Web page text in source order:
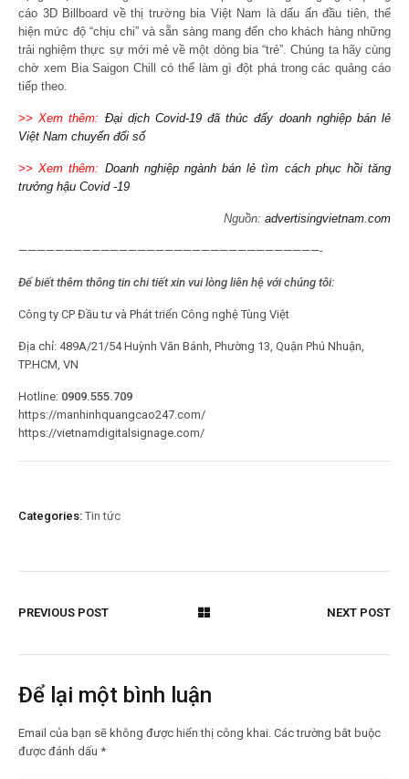
cáo 3D Billboard về thị trường bia Việt Nam là dấu ấn đầu tiên, thể
hiện mức độ “chịu chi” và sẵn sàng mang đến cho khách hàng những
trải nghiệm thực sự mới mẻ về một dòng bia “trẻ”. Chúng ta hãy cùng
chờ xem Bia Saigon Chill có thể làm gì đột phá trong các quảng cáo
tiếp theo.
>> Xem thêm: Đại dịch Covid-19 đã thúc đẩy doanh nghiệp bán lẻ
Việt Nam chuyển đổi số
>> Xem thêm: Doanh nghiệp ngành bán lẻ tìm cách phục hồi tăng
trưởng hậu Covid -19
Nguồn: advertisingvietnam.com
—————————————————————————————————-
Để biết thêm thông tin chi tiết xin vui lòng liên hệ với chúng tôi:
Công ty CP Đầu tư và Phát triển Công nghệ Tùng Việt
Địa chỉ: 489A/21/54 Huỳnh Văn Bánh, Phường 13, Quận Phú Nhuận,
TP.HCM, VN
Hotline: 0909.555.709
https://manhinhquangcao247.com/
https://vietnamdigitalsignage.com/
Categories: Tin tức
PREVIOUS POST NEXT POST
Để lại một bình luận
Email của bạn sẽ không được hiển thị công khai. Các trường bắt buộc
được đánh dấu *